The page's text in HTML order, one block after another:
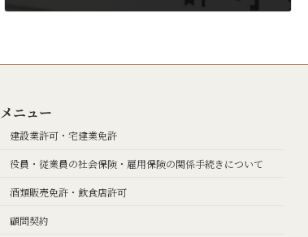
メニュー
建設業許可・宅建業免許
役員・従業員の社会保険・雇用保険の関係手続きについて
酒類販売免許・飲食店許可
顧問契約